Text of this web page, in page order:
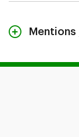
d’admissibilité,
En cas de